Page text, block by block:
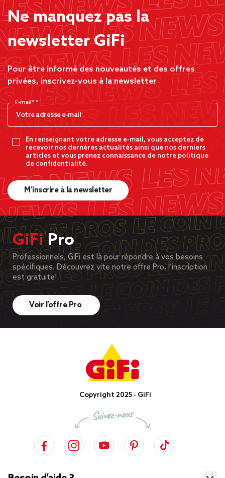
Ne manquez pas la
newsletter GiFi
Pour être informé des nouveautés et des offres
privées, inscrivez-vous à la newsletter
E-mail*
En renseignant votre adresse e-mail, vous acceptez de
recevoir nos dernères actualités ainsi que nos derniers
articles et vous prenez connaissance de notre politique
de confidentialité.
M’inscrire à la newsletter
GiFiPro
Professionnels, GiFi est là pour répondre à vos besoins
spécifiques. Découvrez vite notre offre Pro, l’inscription
est gratuite!
Voir l’offre Pro
Copyright 2025 - GiFi